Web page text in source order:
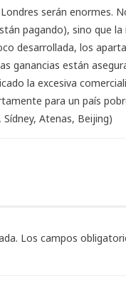
serán
pagando), sino que
desarrollada, los
ganancias están
la excesiva
para un país
Atenas, Beijing)
Los campos